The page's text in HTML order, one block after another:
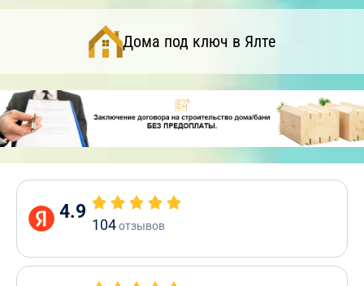
Дома под ключ в Ялте
4.9
104отзывов